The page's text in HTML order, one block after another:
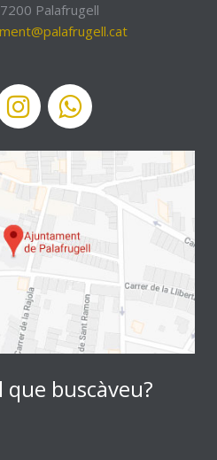
Palafrugell
buscàveu?